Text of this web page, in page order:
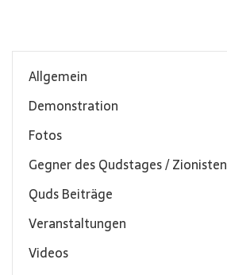
Allgemein
Demonstration
Fotos
Gegner des Qudstages / Zionisten
Quds Beiträge
Veranstaltungen
Videos